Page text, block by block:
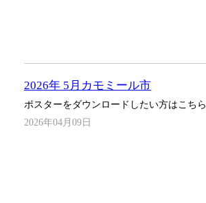
2026年 5月カモミール市
ポスターをダウンロードしたい方はこちら
2026年04月09日